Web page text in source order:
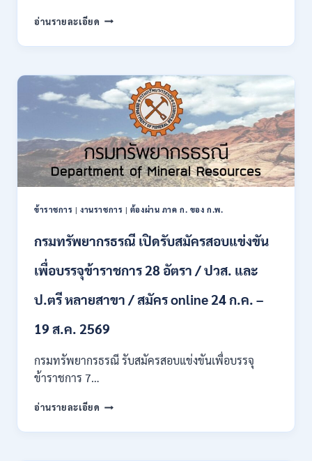
10
17
2569
อ่านรายละเอียด กรม
เปิด
สมัคร
งาน
138
ปวช.
ปวส.
ป.ตรี
หลาย
/
ต้อง
ภาค
ของ
/
เดือน
18150
ONLINE
ข้าราชการ |งานราชการ | ต้องผ่าน ภาค ก. ของ ก.พ.
กรมทรัพยากรธรณี เปิดรับสมัครสอบแข่งขัน
เพื่อบรรจุข้าราชการ 28 อัตรา / ปวส. และ
ป.ตรี หลายสาขา / สมัคร online 24 ก.ค. –
19 ส.ค. 2569
กรมทรัพยากรธรณี รับสมัครสอบแข่งขันเพื่อบรรจุ
ข้าราชการ 7…
อ่านรายละเอียด กรม
เปิด